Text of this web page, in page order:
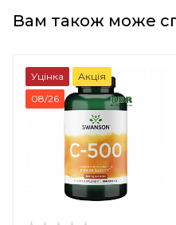
Вам також може
Уцінка
Акція
08/26